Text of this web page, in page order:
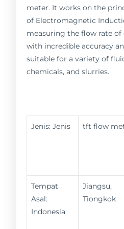
meter. It works on the
of Electromagnetic
measuring the flow rate
with incredible accuracy
suitable for a variety of
chemicals, and slurries.
Jenis: Jenis tft flow
Tempat
Asal:
Indonesia
Jiangsu,
Tiongkok